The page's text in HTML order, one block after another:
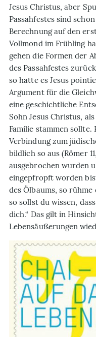
Jesus Christus, aber
Passahfestes sind
Berechnung auf den
Vollmond im Frühling
gehen die Formen der
des Passah­festes
so hatte es Jesus
Argument für die
eine geschichtliche
Sohn Jesus Christus,
Familie stammen
Verbindung zum
bildlich so aus (Römer
ausgebrochen wurden
eingepfropft worden
des Ölbaums, so
so sollst du wissen,
dich.“ Das gilt in
Lebensäußerungen